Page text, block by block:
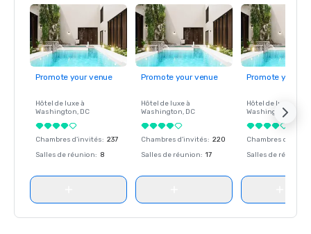
Promote your venue
Hôtel de luxe à
Washington, DC
Chambres d'invités: 237
Salles de réunion: 8
Promote your venue
Hôtel de luxe à
Washington, DC
Chambres d'invités: 220
Salles de réunion: 17
Promote your
Hôtel de luxe à
Washington
Chambres
Salles de réunion